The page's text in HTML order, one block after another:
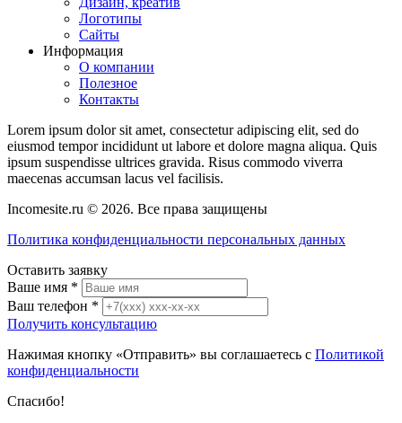
Логотипы
Сайты
Информация
О компании
Полезное
Контакты
Lorem ipsum dolor sit amet, consectetur adipiscing elit, sed do
eiusmod tempor incididunt ut labore et dolore magna aliqua. Quis
ipsum suspendisse ultrices gravida. Risus commodo viverra
maecenas accumsan lacus vel facilisis.
Incomesite.ru © 2026. Все права защищены
Политика конфиденциальности персональных данных
Оставить заявку
Ваше имя *
Ваш телефон *
Получить консультацию
Нажимая кнопку «Отправить» вы соглашаетесь с Политикой
конфиденциальности
Спасибо!